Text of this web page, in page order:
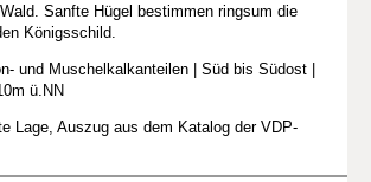
Sanfte Hügel bestimmen ringsum die
Königsschild.
und Muschelkalkanteilen | Süd bis Südost |
ü.NN
Lage, Auszug aus dem Katalog der VDP-